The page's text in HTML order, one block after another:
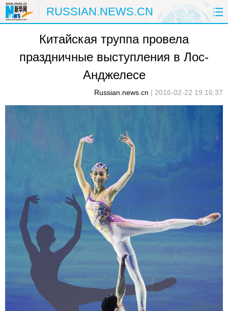
RUSSIAN.NEWS.CN
ГЛАВНАЯ КИТАЙ РФ И СНГ
В МИРЕ ЭКОНОМИКА ОБЩЕСТВО
ПРИРОДА КУЛЬТУРА
ФОТОЛЕНТЫ
Китайская труппа провела
праздничные выступления в Лос-
Анджелесе
Russian.news.cn | 2016-02-22 19:16:37